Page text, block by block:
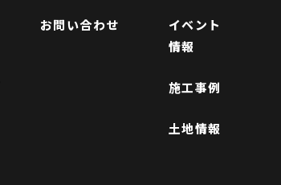
お問い合わせ
イベント
情報
施工事例
土地情報